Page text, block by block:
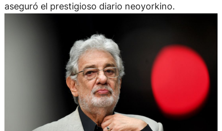
aseguró el prestigioso diario neoyorkino.